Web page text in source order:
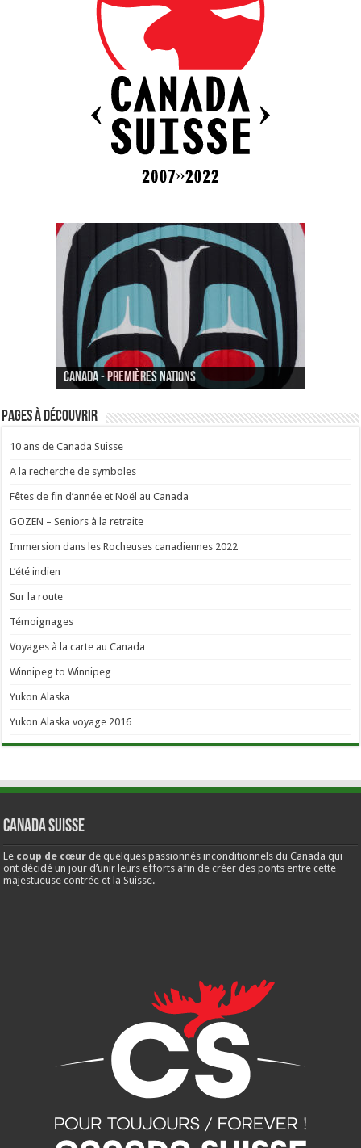
Canada - La baie de Fundy
Suisse - Genève Aéroport
Canada - Premières Nations
Pages à découvrir
10 ans de Canada Suisse
A la recherche de symboles
Fêtes de fin d’année et Noël au Canada
GOZEN – Seniors à la retraite
Immersion dans les Rocheuses canadiennes 2022
L’été indien
Sur la route
Témoignages
Voyages à la carte au Canada
Winnipeg to Winnipeg
Yukon Alaska
Yukon Alaska voyage 2016
Canada Suisse
Le coup de cœur de quelques passionnés inconditionnels du Canada qui
ont décidé un jour d’unir leurs efforts afin de créer des ponts entre cette
majestueuse contrée et la Suisse.